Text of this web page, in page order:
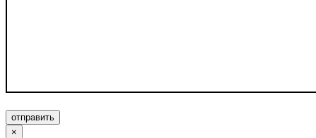
отправить
×